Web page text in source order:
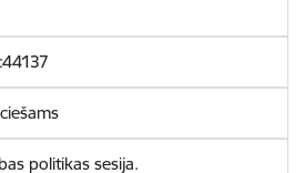
politikas sesija.